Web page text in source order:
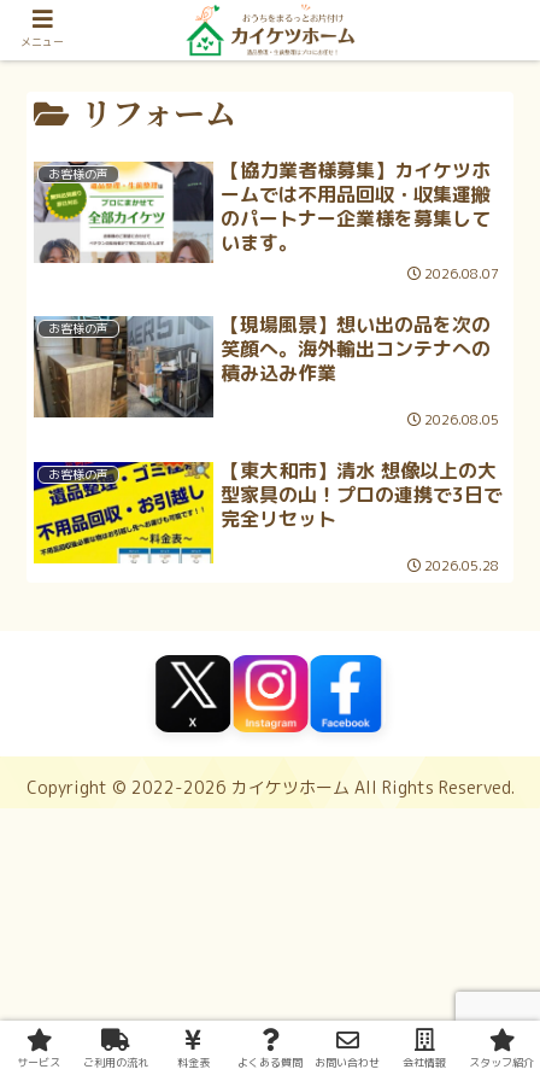
リフォーム
お客様の声
【協力業者様募集】カイケツホ
ームでは不用品回収・収集運搬
のパートナー企業様を募集して
います。
2026.08.07
お客様の声
【現場風景】想い出の品を次の
笑顔へ。海外輸出コンテナへの
積み込み作業
2026.08.05
お客様の声
【東大和市】清水 想像以上の大
型家具の山！プロの連携で3日で
完全リセット
2026.05.28
Copyright © 2022-2026 カイケツホーム All Rights Reserved.
メニュー
サービス ご利用の流れ 料金表 よくある質問 お問い合わせ 会社情報 スタッフ紹介